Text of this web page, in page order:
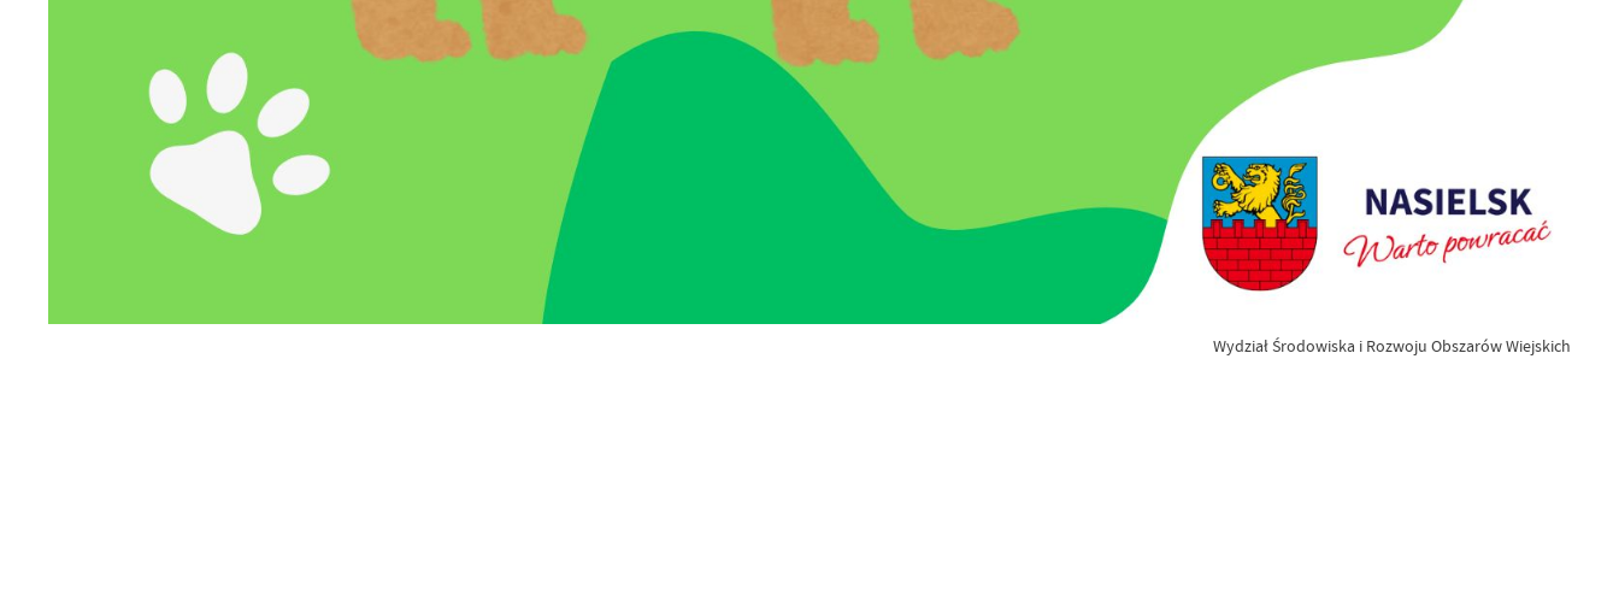
Wydział Środowiska i Rozwoju Obszarów Wiejskich